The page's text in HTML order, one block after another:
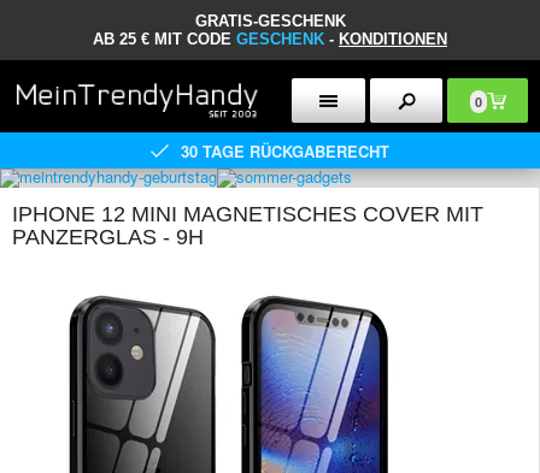
GRATIS-GESCHENK
AB 25 € MIT CODE GESCHENK - KONDITIONEN
0
30 TAGE RÜCKGABERECHT
IPHONE 12 MINI MAGNETISCHES COVER MIT
PANZERGLAS - 9H